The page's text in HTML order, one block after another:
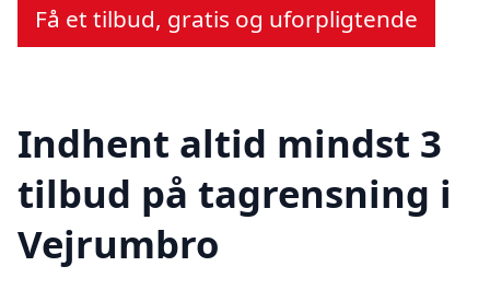
Få et tilbud, gratis og uforpligtende
Indhent altid mindst 3
tilbud på tagrensning i
Vejrumbro